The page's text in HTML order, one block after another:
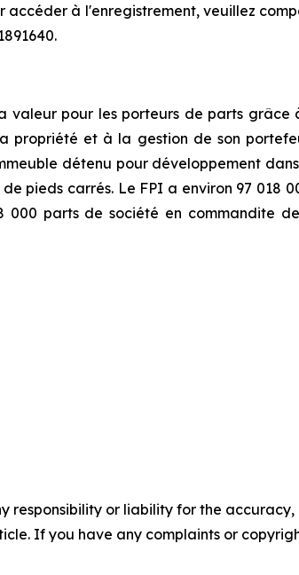
à l'enregistrement, veuillez
valeur pour les porteurs de parts grâce
propriété et à la gestion de son
détenu pour développement
pieds carrés. Le FPI a environ 97 018
000 parts de société en commandite
responsibility or liability for the accuracy,
If you have any complaints or